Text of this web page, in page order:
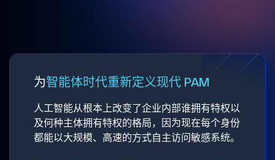
为智能体时代重新定义现代 PAM
人工智能从根本上改变了企业内部谁拥有特权以
及何种主体拥有特权的格局，因为现在每个身份
都能以大规模、高速的方式自主访问敏感系统。